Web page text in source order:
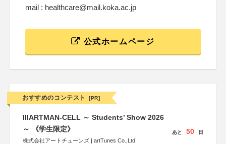
mail : healthcare@mail.koka.ac.jp
公式ホームページ
おすすめのコンテスト [PR]
IIIARTMAN-CELL ～ Students’ Show 2026
～ 《学生限定》
株式会社アートチューンズ | artTunes Co.,Ltd.
あと 50 日